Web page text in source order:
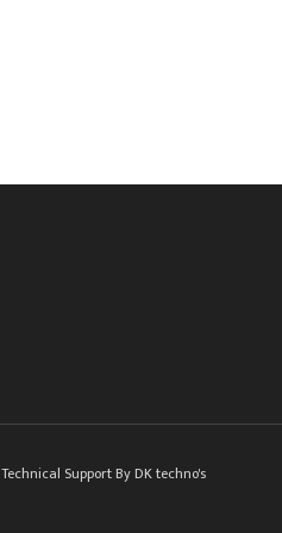
Technical Support By DK techno's